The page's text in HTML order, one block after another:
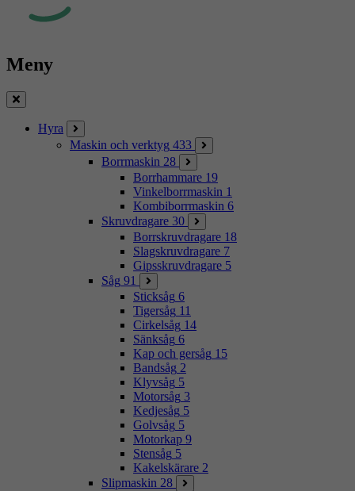
Meny
Stäng
Hyra
Maskin och verktyg 433
Borrmaskin 28
Borrhammare 19
Vinkelborrmaskin 1
Kombiborrmaskin 6
Skruvdragare 30
Borrskruvdragare 18
Slagskruvdragare 7
Gipsskruvdragare 5
Såg 91
Sticksåg 6
Tigersåg 11
Cirkelsåg 14
Sänksåg 6
Kap och gersåg 15
Bandsåg 2
Klyvsåg 5
Motorsåg 3
Kedjesåg 5
Golvsåg 5
Motorkap 9
Stensåg 5
Kakelskärare 2
Slipmaskin 28